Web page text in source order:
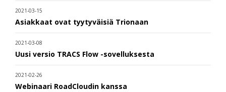
2021-03-15
Asiakkaat ovat tyytyväisiä Trionaan
2021-03-08
Uusi versio TRACS Flow -sovelluksesta
2021-02-26
Webinaari RoadCloudin kanssa